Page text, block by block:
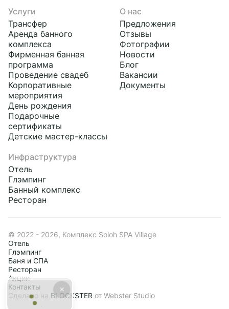
Услуги
Трансфер
Аренда банного
комплекса
Фирменная банная
программа
Проведение свадеб
Корпоративные
мероприятия
День рождения
Подарочные
сертификаты
Детские мастер-классы
О нас
Предложения
Отзывы
Фотографии
Новости
Блог
Вакансии
Документы
Инфраструктура
Отель
Глэмпинг
Банный комплекс
Ресторан
© 2022 - 2026, Комплекс Soloh SPA Village
Отель
Глэмпинг
Баня и СПА
Ресторан
Акции
Контакты
Сделано на BLOCKSTER от Webster Studio